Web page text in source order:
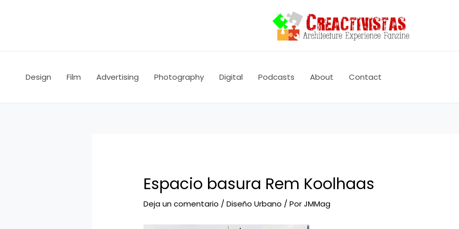
Design Film Advertising Photography Digital Podcasts About Contact
Espacio basura Rem Koolhaas
Deja un comentario /Diseño Urbano / PorJMMag